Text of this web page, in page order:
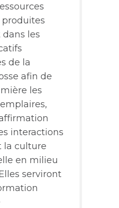
les
de la
afin de
les
interactions
la culture
en milieu
serviront